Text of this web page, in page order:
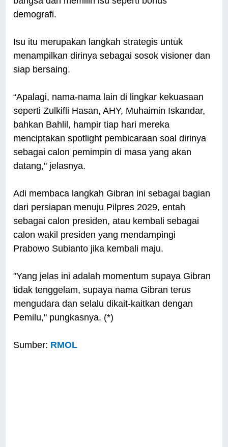
demografi.
Isu itu merupakan langkah strategis untuk
menampilkan dirinya sebagai sosok visioner dan
siap bersaing.
“Apalagi, nama-nama lain di lingkar kekuasaan
seperti Zulkifli Hasan, AHY, Muhaimin Iskandar,
bahkan Bahlil, hampir tiap hari mereka
menciptakan spotlight pembicaraan soal dirinya
sebagai calon pemimpin di masa yang akan
datang," jelasnya.
Adi membaca langkah Gibran ini sebagai bagian
dari persiapan menuju Pilpres 2029, entah
sebagai calon presiden, atau kembali sebagai
calon wakil presiden yang mendampingi
Prabowo Subianto jika kembali maju.
"Yang jelas ini adalah momentum supaya Gibran
tidak tenggelam, supaya nama Gibran terus
mengudara dan selalu dikait-kaitkan dengan
Pemilu," pungkasnya. (*)
Sumber: RMOL